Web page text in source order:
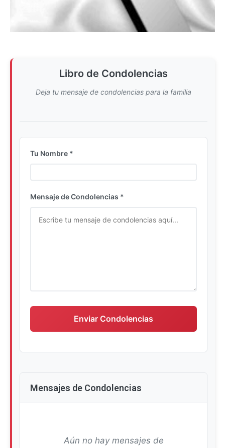
Libro de Condolencias
Deja tu mensaje de condolencias para la familia
Tu Nombre *
Mensaje de Condolencias *
Enviar Condolencias
Mensajes de Condolencias
Aún no hay mensajes de